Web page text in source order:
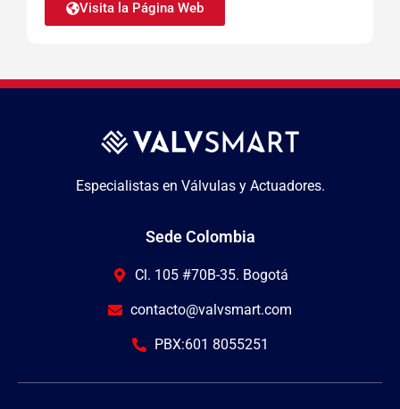
Visita la Página Web
Especialistas en Válvulas y Actuadores.
Sede Colombia
Cl. 105 #70B-35. Bogotá
contacto@valvsmart.com
PBX:601 8055251